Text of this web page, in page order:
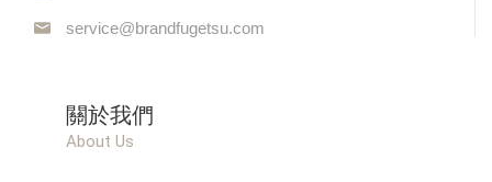
service@brandfugetsu.com
關於我們
About Us